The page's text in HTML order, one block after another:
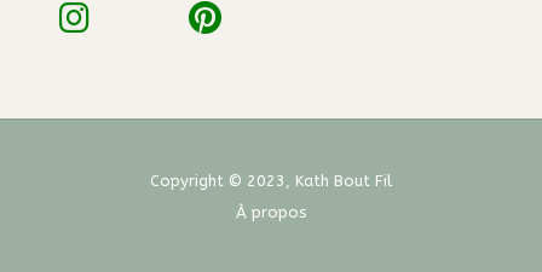
Copyright © 2023, Kath Bout Fil
À propos